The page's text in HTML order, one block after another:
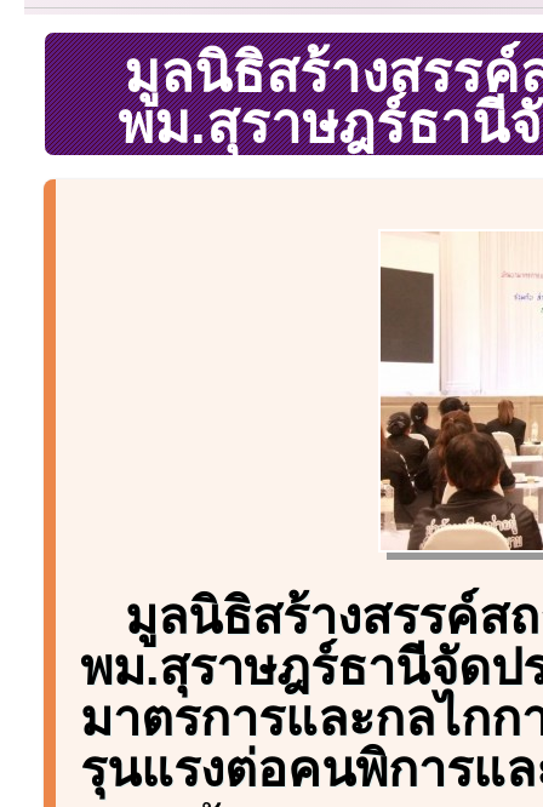
มูลนิธิสร้างสรร
พม.สุราษฎร์ธานี
มูลนิธิสร้างสรรค์ส
พม.สุราษฎร์ธานีจัด
มาตรการและกลไกก
รุนแรงต่อคนพิการแ